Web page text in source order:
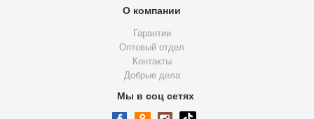
О компании
Гарантии
Оптовый отдел
Контакты
Добрые дела
Мы в соц сетях